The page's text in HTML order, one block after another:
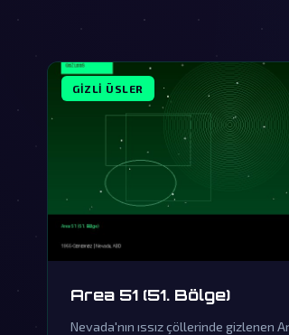
GIZLI ÜSLER
Area 51 (51. Bölge)
Nevada'nın ıssız çöllerinde gizlenen